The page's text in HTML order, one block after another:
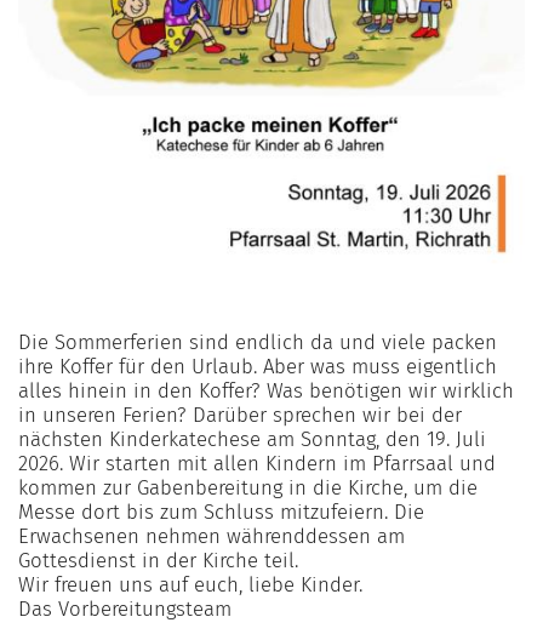
Die Sommerferien sind endlich da und viele packen
ihre Koffer für den Urlaub. Aber was muss eigentlich
alles hinein in den Koffer? Was benötigen wir wirklich
in unseren Ferien? Darüber sprechen wir bei der
nächsten Kinderkatechese am Sonntag, den 19. Juli
2026. Wir starten mit allen Kindern im Pfarrsaal und
kommen zur Gabenbereitung in die Kirche, um die
Messe dort bis zum Schluss mitzufeiern. Die
Erwachsenen nehmen währenddessen am
Gottesdienst in der Kirche teil.
Wir freuen uns auf euch, liebe Kinder.
Das Vorbereitungsteam